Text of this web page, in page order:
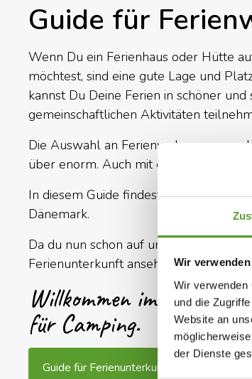
Wir
Wir verwenden
und die
Website an
der Dienste
Guide für
Wenn Du ein Ferienhaus oder Hütte
möchtest, sind eine gute Lage und
kannst Du Deine Ferien in schöner
gemeinschaftlichen Aktivitäten
Die Auswahl an Ferienwohnungen
über enorm. Auch mit eigener Toilette
In diesem Guide findest Du eine
Dänemark.
Da du nun schon auf unserer Website
Ferienunterkunft ansehen und Deinen
Willkommen im DK-
für Camping.
Guide für Ferienunterkunft Ansehen